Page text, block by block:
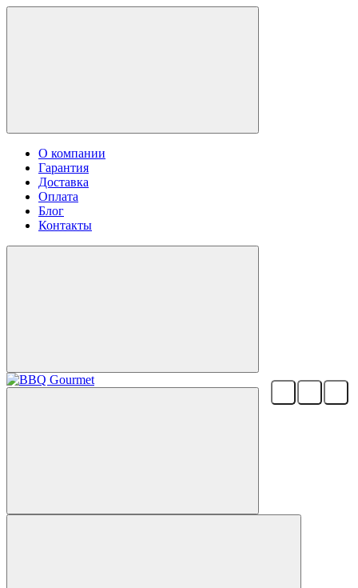
О компании
Гарантия
Доставка
Оплата
Блог
Контакты